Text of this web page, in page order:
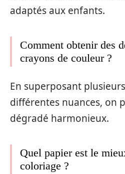
adaptés aux enfants.
Comment obtenir des
crayons de couleur ?
En superposant
différentes nuances, on
dégradé harmonieux.
Quel papier est le
coloriage ?